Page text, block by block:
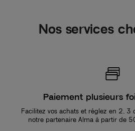
Nos services
Paiement plusieurs
Facilitez vos achats et réglez en 2, 3
notre partenaire Alma à partir de